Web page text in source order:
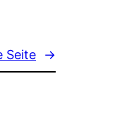
Seite →